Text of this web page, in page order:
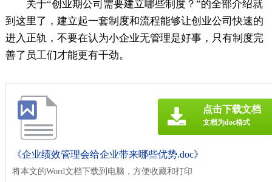
关于“创业期公司需要建立哪些制度？”的全部介绍就
到这里了，建立起一套制度和流程能够让创业公司快速的
进入正轨，不要在认为小企业无管理是好事，只有制度完
善了员工们才能更有干劲。
《企业绩效管理会给企业带来哪些优势.doc》
将本文的Word文档下载到电脑，方便收藏和打印
点击下载文档
文档为doc格式